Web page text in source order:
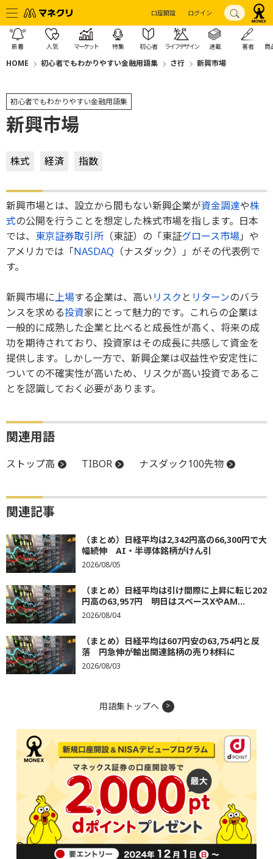
口座開設 ログイン
新着 人気 マーケット 特集 初心者 ライフデザイン 連載 著者 商
HOME 初心者でもわかりやすい金融用語集 さ行 新興市場
初心者でもわかりやすい金融用語集
新興市場
株式 経済 指数
新興市場とは、設立から間もない新興企業が資金調達や株
式の公開を行うことを想定した株式市場を指します。日本
では、 東京証券取引所 （東証）の「東証グロース市場 」や
アメリカでは「NASDAQ （ナスダック）」がその代表例で
す。
新興市場に上場する企業は、高いリスク と リターンのバラ
ンスを求める投資家にとって魅力的です。これらの企業は
一般的に成熟した企業と比べると成長性が高く、将来の成
功を期待されており、投資家はその成長に共感して資金を
提供します。しかし一方で、新興企業は収益性や安定性に
ついての不確実性が高いため、リスクが高い投資であるこ
とを認識しておく必要があります。
関連用語
ストップ高 TIBOR ナスダック100先物
関連記事
（まとめ）日経平均は2,342円高の66,300円で大
幅続伸 AI・半導体銘柄がけん引
2026/08/05
（まとめ）日経平均は引け間際に上昇に転じ202
円高の63,957円 明日はスペースXやAM...
2026/08/04
（まとめ）日経平均は607円安の63,754円と反
落 円急伸が輸出関連銘柄の売り材料に
2026/08/03
用語集トップへ